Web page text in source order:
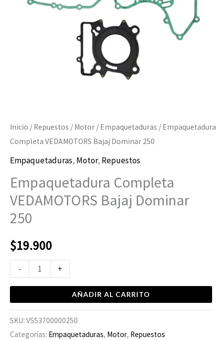
Inicio / Repuestos / Motor / Empaquetaduras / Empaquetadura
Completa VEDAMOTORS Bajaj Dominar 250
Empaquetaduras, Motor, Repuestos
Empaquetadura Completa
VEDAMOTORS Bajaj Dominar
250
$19.900
- +
AÑADIR AL CARRITO
SKU: VS53700000250
Categorías: Empaquetaduras, Motor, Repuestos